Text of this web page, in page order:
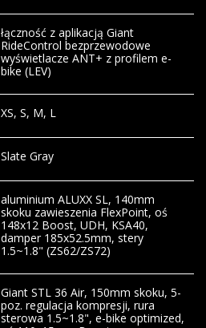
łączność z aplikacją Giant
RideControl bezprzewodowe
wyświetlacze ANT+ z profilem e-
bike (LEV)
XS, S, M, L
Slate Gray
aluminium ALUXX SL, 140mm
skoku zawieszenia FlexPoint, oś
148x12 Boost, UDH, KSA40,
damper 185x52.5mm, stery
1.5~1.8" (ZS62/ZS72)
Giant STL 36 Air, 150mm skoku, 5-
poz. regulacja kompresji, rura
sterowa 1.5~1.8", e-bike optimized,